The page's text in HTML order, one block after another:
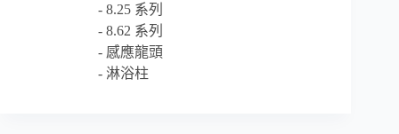
8.25 系列
8.62 系列
感應龍頭
淋浴柱